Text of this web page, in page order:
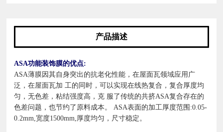
产品描述
ASA功能装饰膜的优点:
ASA薄膜因其自身突出的抗老化性能，在屋面瓦领域应用广
泛，在屋面瓦加 工的同时，可以实现在线热复合，复合厚度均
匀，无色差，粘结强度高，克 服了传统的共挤ASA复合存在的
色差问题，也节约了原料成本。 ASA表面的加工厚度范围:0.05-
0.2mm,宽度1500mm,厚度均匀，尺寸稳定。